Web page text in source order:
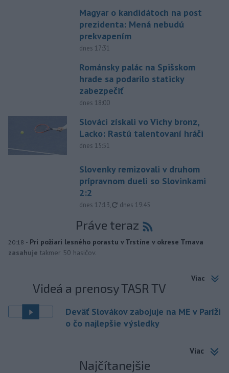
Magyar o kandidátoch na post
prezidenta: Mená nebudú
prekvapením
dnes 17:31
Románsky palác na Spišskom
hrade sa podarilo staticky
zabezpečiť
dnes 18:00
Slováci získali vo Vichy bronz,
Lacko: Rastú talentovaní hráči
dnes 15:51
Slovenky remizovali v druhom
prípravnom dueli so Slovinkami
2:2
dnes 17:13, aktualizované
dnes 19:45
Práve teraz
20:18 - Pri požiari lesného porastu v Trstíne v okrese Trnava
zasahuje takmer 50 hasičov.
Viac
Videá a prenosy TASR TV
Deväť Slovákov zabojuje na ME v Paríži
o čo najlepšie výsledky
Viac
Najčítanejšie